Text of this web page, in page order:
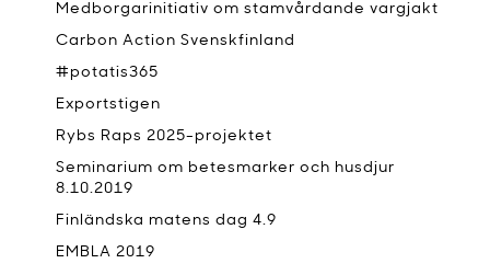
Medborgarinitiativ om stamvårdande vargjakt
Carbon Action Svenskfinland
#potatis365
Exportstigen
Rybs Raps 2025-projektet
Seminarium om betesmarker och husdjur
8.10.2019
Finländska matens dag 4.9
EMBLA 2019